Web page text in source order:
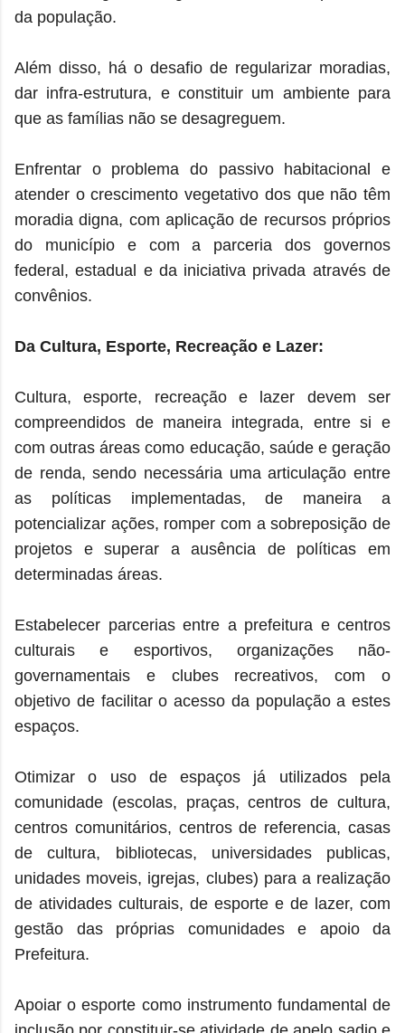
da população.
Além disso, há o desafio de regularizar moradias,
dar infra-estrutura, e constituir um ambiente para
que as famílias não se desagreguem.
Enfrentar o problema do passivo habitacional e
atender o crescimento vegetativo dos que não têm
moradia digna, com aplicação de recursos próprios
do município e com a parceria dos governos
federal, estadual e da iniciativa privada através de
convênios.
Da Cultura, Esporte, Recreação e Lazer:
Cultura, esporte, recreação e lazer devem ser
compreendidos de maneira integrada, entre si e
com outras áreas como educação, saúde e geração
de renda, sendo necessária uma articulação entre
as políticas implementadas, de maneira a
potencializar ações, romper com a sobreposição de
projetos e superar a ausência de políticas em
determinadas áreas.
Estabelecer parcerias entre a prefeitura e centros
culturais e esportivos, organizações não-
governamentais e clubes recreativos, com o
objetivo de facilitar o acesso da população a estes
espaços.
Otimizar o uso de espaços já utilizados pela
comunidade (escolas, praças, centros de cultura,
centros comunitários, centros de referencia, casas
de cultura, bibliotecas, universidades publicas,
unidades moveis, igrejas, clubes) para a realização
de atividades culturais, de esporte e de lazer, com
gestão das próprias comunidades e apoio da
Prefeitura.
Apoiar o esporte como instrumento fundamental de